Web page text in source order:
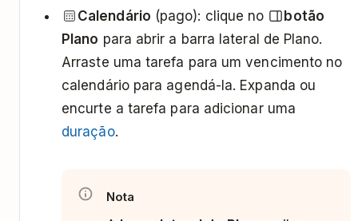
Calendário (pago): clique no
botão
Plano para abrir a barra lateral de Plano.
Arraste uma tarefa para um vencimento no
calendário para agendá-la. Expanda ou
encurte a tarefa para adicionar uma
duração.
Nota